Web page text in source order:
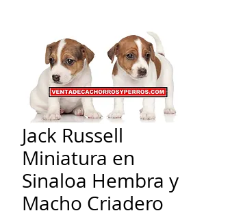
Jack Russell
Miniatura en
Sinaloa Hembra y
Macho Criadero